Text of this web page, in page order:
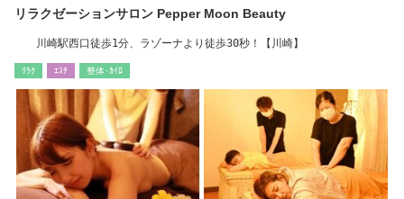
リラクゼーションサロン Pepper Moon Beauty
川崎駅西口徒歩1分、ラゾーナより徒歩30秒！【川崎】
ﾘﾗｸ ｴｽﾃ 整体･ｶｲﾛ